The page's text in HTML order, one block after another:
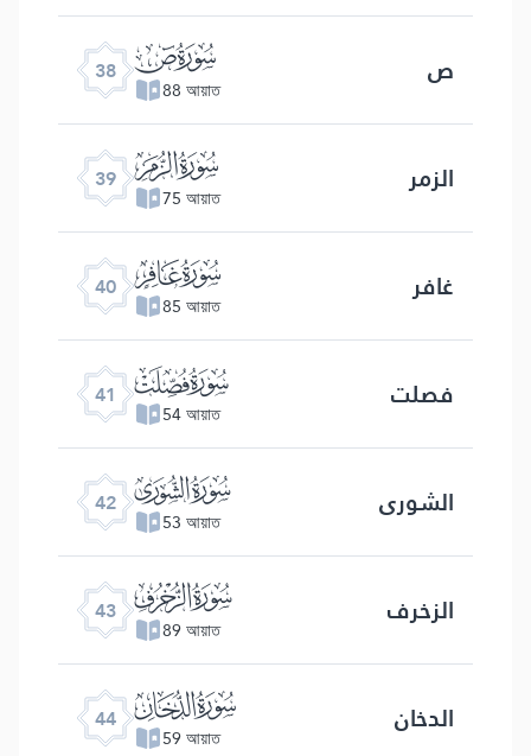
38 ﯓ
88 আয়াত ص
39 ﯔ
75 আয়াত الزمر
40 ﯕ
85 আয়াত غافر
41 ﯖ
54 আয়াত فصلت
42 ﯗ
53 আয়াত الشوری
43 ﯘ
89 আয়াত الزخرف
44 ﯙ
59 আয়াত الدخان